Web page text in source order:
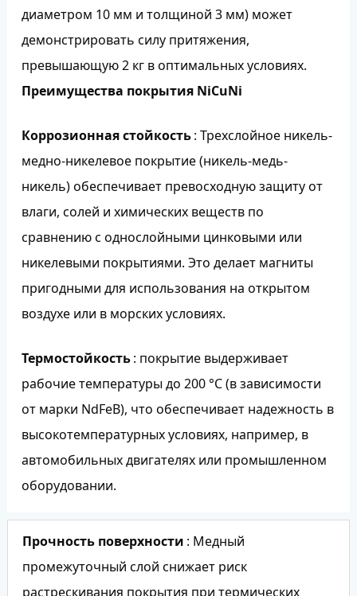
диаметром 10 мм и толщиной 3 мм) может
демонстрировать силу притяжения,
превышающую 2 кг в оптимальных условиях.
Преимущества покрытия NiCuNi
Коррозионная стойкость: Трехслойное никель-
медно-никелевое покрытие (никель-медь-
никель) обеспечивает превосходную защиту от
влаги, солей и химических веществ по
сравнению с однослойными цинковыми или
никелевыми покрытиями. Это делает магниты
пригодными для использования на открытом
воздухе или в морских условиях.
Термостойкость: покрытие выдерживает
рабочие температуры до 200 °C (в зависимости
от марки NdFeB), что обеспечивает надежность в
высокотемпературных условиях, например, в
автомобильных двигателях или промышленном
оборудовании.
Прочность поверхности : Медный
промежуточный слой снижает риск
растрескивания покрытия при термических